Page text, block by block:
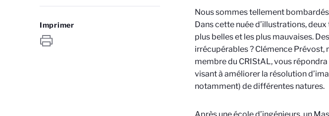
Imprimer
Nous sommes tellement bombardés
Dans cette nuée d’illustrations,
plus belles et les plus mauvaises.
irrécupérables ? Clémence Prévost,
membre du CRIStAL, vous
visant à améliorer la résolution
notamment) de différentes natures.